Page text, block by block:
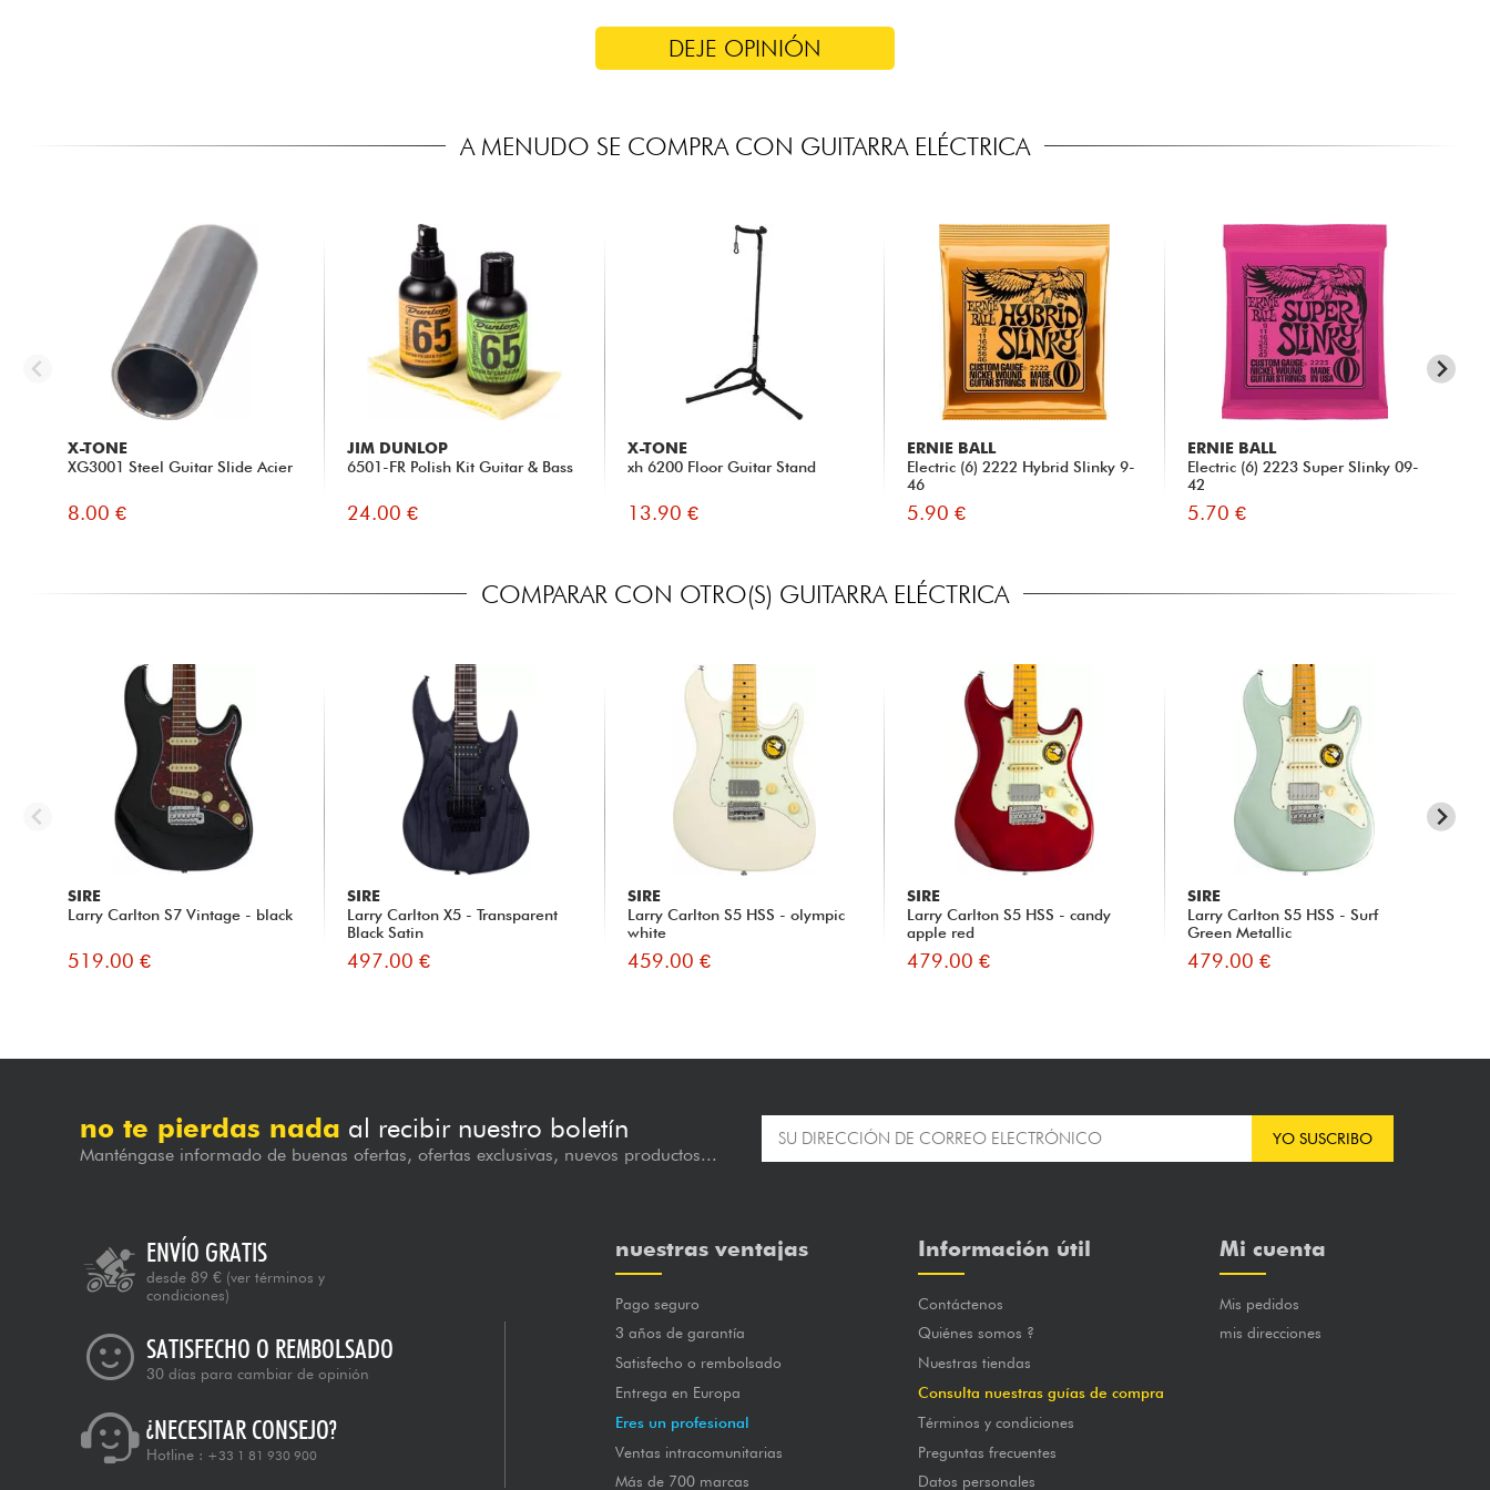
DEJE OPINIÓN
A MENUDO SE COMPRA CON GUITARRA ELÉCTRICA
X-TONE
XG3001 Steel Guitar Slide Acier
8.00 €
JIM DUNLOP
6501-FR Polish Kit Guitar & Bass
24.00 €
X-TONE
xh 6200 Floor Guitar Stand
13.90 €
ERNIE BALL
Electric (6) 2222 Hybrid Slinky 9-
46
5.90 €
ERNIE BALL
Electric (6) 2223 Super Slinky 09-
42
5.70 €
COMPARAR CON OTRO(S) GUITARRA ELÉCTRICA
SIRE
Larry Carlton S7 Vintage - black
519.00 €
SIRE
Larry Carlton X5 - Transparent
Black Satin
497.00 €
SIRE
Larry Carlton S5 HSS - olympic
white
459.00 €
SIRE
Larry Carlton S5 HSS - candy
apple red
479.00 €
SIRE
Larry Carlton S5 HSS - Surf
Green Metallic
479.00 €
no te pierdas nada al recibir nuestro boletín
Manténgase informado de buenas ofertas, ofertas exclusivas, nuevos productos...
YO SUSCRIBO
ENVÍO GRATIS
desde 89 € (ver términos y
condiciones)
SATISFECHO O REMBOLSADO
30 días para cambiar de opinión
¿NECESITAR CONSEJO?
Hotline : +33 1 81 930 900
nuestras ventajas
Pago seguro
3 años de garantía
Satisfecho o rembolsado
Entrega en Europa
Eres un profesional
Ventas intracomunitarias
Más de 700 marcas
Información útil
Contáctenos
Quiénes somos ?
Nuestras tiendas
Consulta nuestras guías de compra
Términos y condiciones
Preguntas frecuentes
Datos personales
Mi cuenta
Mis pedidos
mis direcciones